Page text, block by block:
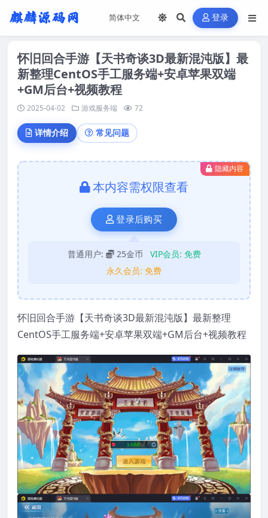
登录
怀旧回合手游【天书奇谈3D最新混沌版】最
新整理CentOS手工服务端+安卓苹果双端
+GM后台+视频教程
2025-04-02 游戏服务端 72
详情介绍 常见问题
隐藏内容
本内容需权限查看
登录后购买
普通用户: 25金币 VIP会员: 免费
永久会员: 免费
怀旧回合手游【天书奇谈3D最新混沌版】最新整理
CentOS手工服务端+安卓苹果双端+GM后台+视频教程